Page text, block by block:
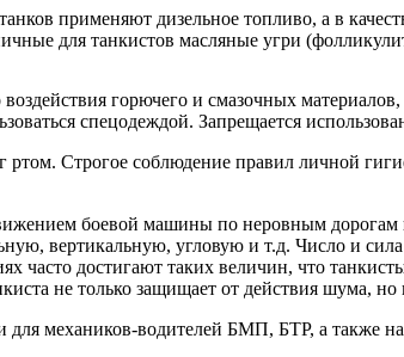
применяют дизельное топливо, а в
для танкистов масляные угри
горючего и смазочных
спецодеждой. Запрещается
Строгое соблюдение правил личной
боевой машины по неровным
вертикальную, угловую и т.д. Число и
часто достигают таких величин, что
не только защищает от действия шума,
механиков-водителей БМП, БТР, а также